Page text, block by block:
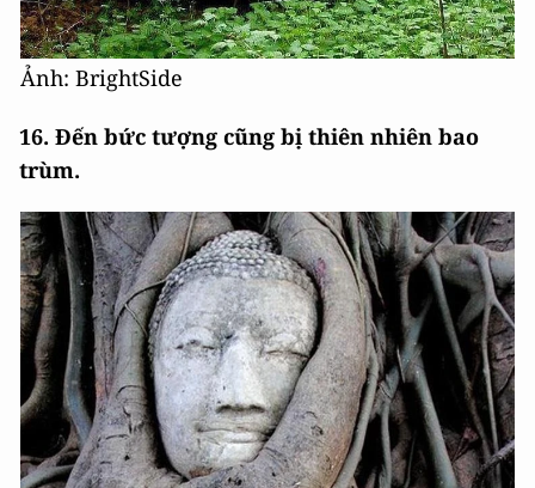
Ảnh: BrightSide
16. Đến bức tượng cũng bị thiên nhiên bao
trùm.